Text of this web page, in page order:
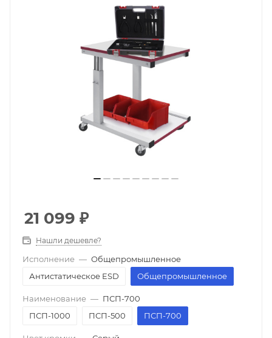
21 099 ₽
Нашли дешевле?
Исполнение — Общепромышленное
Антистатическое ESD
Общепромышленное
Наименование — ПСП-700
ПСП-1000
ПСП-500 ПСП-700